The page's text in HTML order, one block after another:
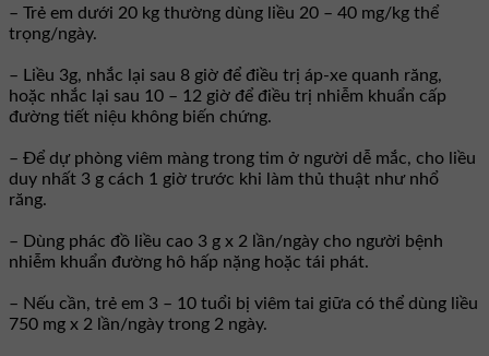
– Trẻ em dưới 20 kg thường dùng liều 20 – 40 mg/kg thể
trọng/ngày.
– Liều 3g, nhắc lại sau 8 giờ để điều trị áp-xe quanh răng,
hoặc nhắc lại sau 10 – 12 giờ để điều trị nhiễm khuẩn cấp
đường tiết niệu không biến chứng.
– Ðể dự phòng viêm màng trong tim ở người dễ mắc, cho liều
duy nhất 3 g cách 1 giờ trước khi làm thủ thuật như nhổ
răng.
– Dùng phác đồ liều cao 3 g x 2 lần/ngày cho người bệnh
nhiễm khuẩn đường hô hấp nặng hoặc tái phát.
– Nếu cần, trẻ em 3 – 10 tuổi bị viêm tai giữa có thể dùng liều
750 mg x 2 lần/ngày trong 2 ngày.